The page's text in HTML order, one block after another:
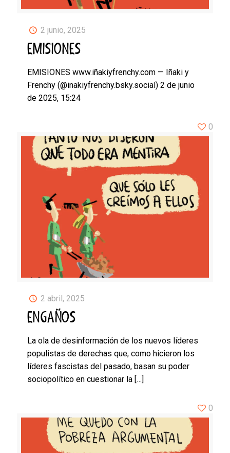
2 junio, 2025
EMISIONES
EMISIONES www.iñakiyfrenchy.com — Iñaki y
Frenchy (@inakiyfrenchy.bsky.social) 2 de junio
de 2025, 15:24
2 abril, 2025
ENGAÑOS
La ola de desinformación de los nuevos líderes
populistas de derechas que, como hicieron los
líderes fascistas del pasado, basan su poder
sociopolítico en cuestionar la […]
0
0